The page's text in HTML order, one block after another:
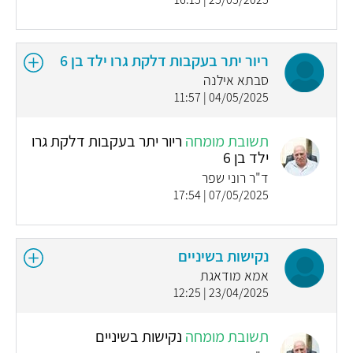
ריור יתר בעקבות דלקת גרו ילד בן 6
סבתא אילנה
04/05/2025 | 11:57
תשובת מומחה ריור יתר בעקבות דלקת גרו
ילד בן 6
ד"ר רוני שפר
07/05/2025 | 17:54
נקישות בשיניים
אמא מודאגת
23/04/2025 | 12:25
תשובת מומחה נקישות בשיניים